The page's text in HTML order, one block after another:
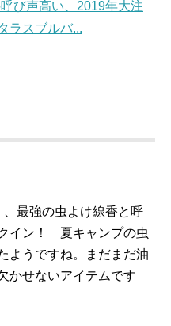
び声高い、2019年大注
ラスブルバ...
最強の虫よけ線香と呼
イン！ 夏キャンプの虫
ようですね。まだまだ油
かせないアイテムです